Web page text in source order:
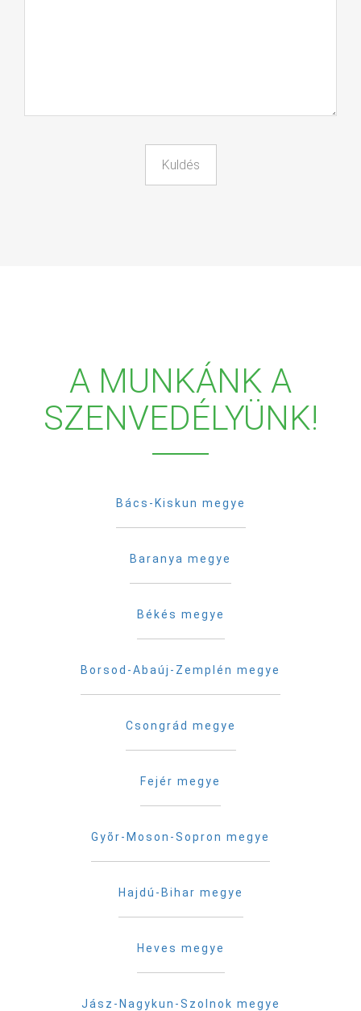
A MUNKÁNK A
SZENVEDÉLYÜNK!
Bács-Kiskun megye
Baranya megye
Békés megye
Borsod-Abaúj-Zemplén megye
Csongrád megye
Fejér megye
Gyõr-Moson-Sopron megye
Hajdú-Bihar megye
Heves megye
Jász-Nagykun-Szolnok megye